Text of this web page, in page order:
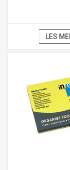
LES